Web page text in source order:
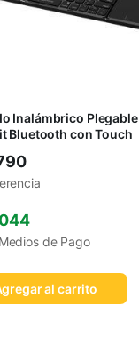
Inalámbrico Plegable
Bluetooth con Touch
de Pago
al carrito